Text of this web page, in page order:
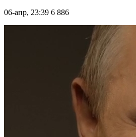
06-апр, 23:39 6 886